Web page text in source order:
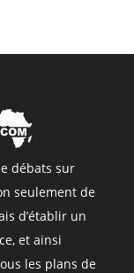
débats sur
seulement de
d’établir un
et ainsi
les plans de